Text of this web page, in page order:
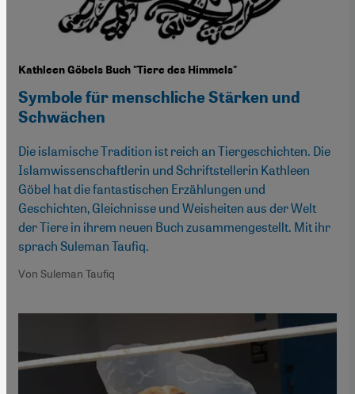
Kathleen Göbels Buch "Tiere des Himmels"
Symbole für menschliche Stärken und
Schwächen
Die islamische Tradition ist reich an Tiergeschichten. Die
Islamwissenschaftlerin und Schriftstellerin Kathleen
Göbel hat die fantastischen Erzählungen und
Geschichten, Gleichnisse und Weisheiten aus der Welt
der Tiere in ihrem neuen Buch zusammengestellt. Mit ihr
sprach Suleman Taufiq.
Von Suleman Taufiq